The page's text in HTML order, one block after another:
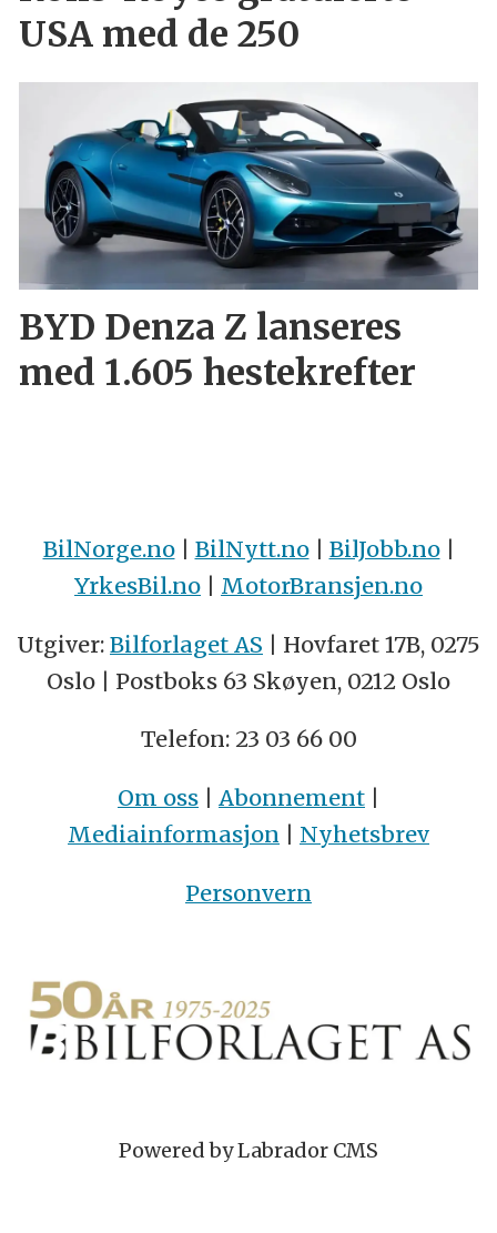
USA med de 250
BYD Denza Z lanseres
med 1.605 hestekrefter
BilNorge.no| BilNytt.no| BilJobb.no|
YrkesBil.no | MotorBransjen.no
Utgiver: Bilforlaget AS | Hovfaret 17B, 0275
Oslo | Postboks 63 Skøyen, 0212 Oslo
Telefon: 23 03 66 00
Om oss Abonnement
Mediainformasjon
Nyhetsbrev
Personvern
Powered by Labrador CMS